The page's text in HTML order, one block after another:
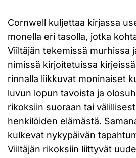
Cornwell kuljettaa kirjassa
monella eri tasolla, jotka
Viiltäjän tekemissä murhissa
nimissä kirjoitetuissa
rinnalla liikkuvat moninaiset
luvun lopun tavoista ja
rikoksiin suoraan tai
henkilöiden elämästä.
kulkevat nykypäivän
Viiltäjän rikoksiin liittyvät